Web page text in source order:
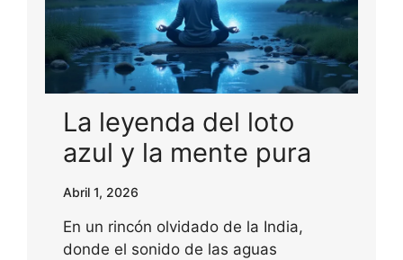
La leyenda del loto
azul y la mente pura
Abril 1, 2026
En un rincón olvidado de la India,
donde el sonido de las aguas